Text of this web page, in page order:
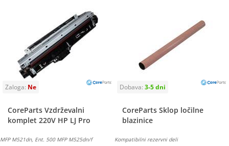
CoreParts Vzdrževalni
komplet 220V HP LJ Pro
MFP M521dn, Ent. 500 MFP M525dn/f
CoreParts Sklop ločilne
blazinice
Kompatibilni rezervni deli